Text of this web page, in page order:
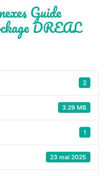
Guide
DREAL
2
3.29 MB
1
23 mai 2025